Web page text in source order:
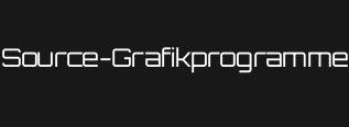
Grafikprogramme